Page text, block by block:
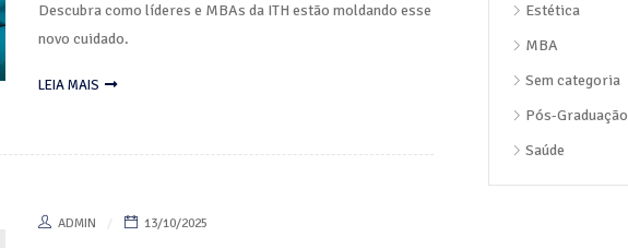
Descubra como líderes e MBAs da ITH estão moldando esse
novo cuidado.
LEIA MAIS
ADMIN 13/10/2025
Estética
MBA
Sem categoria
Pós-Graduação
Saúde